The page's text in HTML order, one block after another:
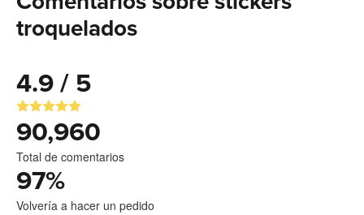
troquelados
4.9 / 5
90,960
Total de comentarios
97%
Volvería a hacer un pedido